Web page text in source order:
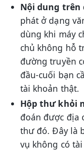
Nội dung
phát ở dạng
dùng khi máy
chủ không hỗ
đường truyền
đầu-cuối bạn
tài khoản thật.
Hộp thư khỏi
đoán được địa
thư đó. Đây là
vụ không có